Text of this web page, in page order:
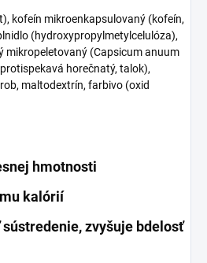
kofeín mikroenkapsulovaný (kofeín,
(hydroxypropylmetylcelulóza),
mikropeletovaný (Capsicum anuum
horečnatý, talok),
maltodextrín, farbivo (oxid
hmotnosti
kalórií
zvyšuje bdelosť